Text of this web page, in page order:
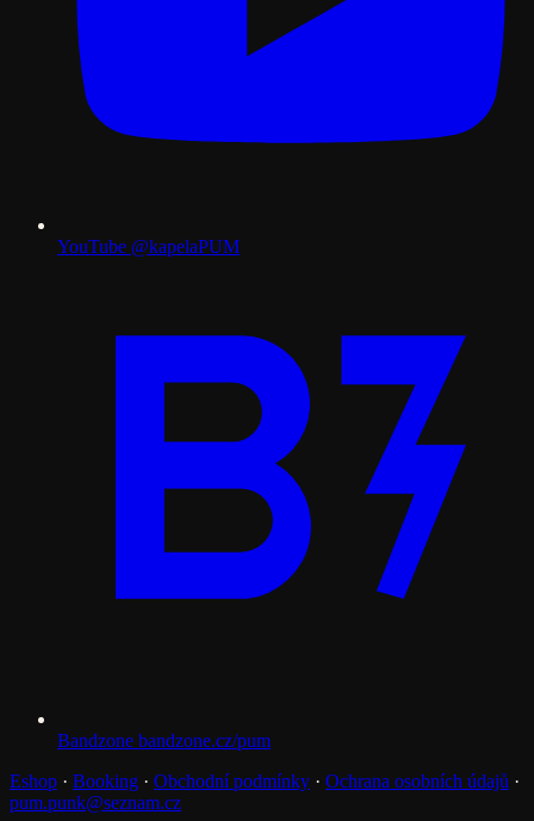
YouTube @kapelaPUM
Bandzone bandzone.cz/pum
Eshop · Booking · Obchodní podmínky · Ochrana osobních údajů ·
pum.punk@seznam.cz